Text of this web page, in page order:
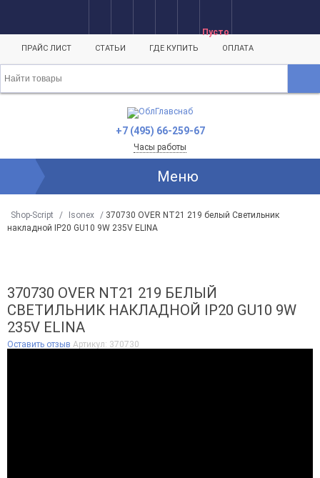
Пусто
ПРАЙС ЛИСТ СТАТЬИ ГДЕ КУПИТЬ ОПЛАТА
+7 (495) 66-259-67
Часы работы
Меню
Shop-Script / Isonex / 370730 OVER NT21 219 белый Светильник
накладной IP20 GU10 9W 235V ELINA
370730 OVER NT21 219 БЕЛЫЙ
СВЕТИЛЬНИК НАКЛАДНОЙ IP20 GU10 9W
235V ELINA
Оставить отзыв Артикул: 370730